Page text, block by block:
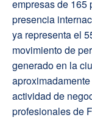
empresas de 165
presencia
ya representa el
movimiento de
generado en la
actividad de
profesionales de